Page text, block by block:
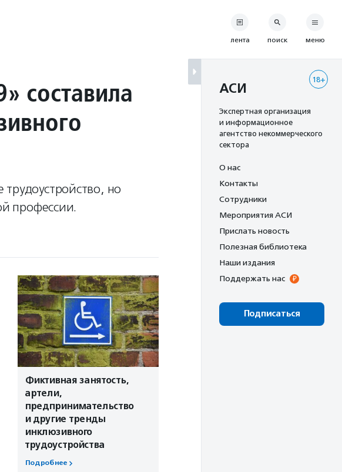
составила
но
профессии.
Фиктивная занятость,
артели,
предпринимательство
и другие тренды
инклюзивного
трудоустройства
Подробнее
лента поиск меню
18+
АСИ
Экспертная организация
и информационное
агентство некоммерческого
сектора
О нас
Контакты
Сотрудники
Мероприятия АСИ
Прислать новость
Полезная библиотека
Наши издания
Поддержать нас
Подписаться